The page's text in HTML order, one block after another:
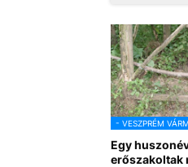
- VESZPRÉM
Egy
erőszakoltak